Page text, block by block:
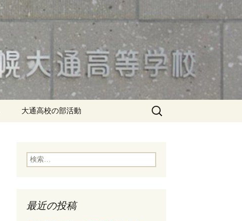
大通高校の部活動
検
索:
検
索:
最近の投稿